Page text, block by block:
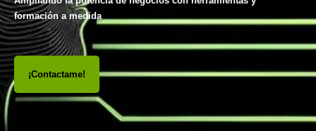
formación a medida
¡Contactame!